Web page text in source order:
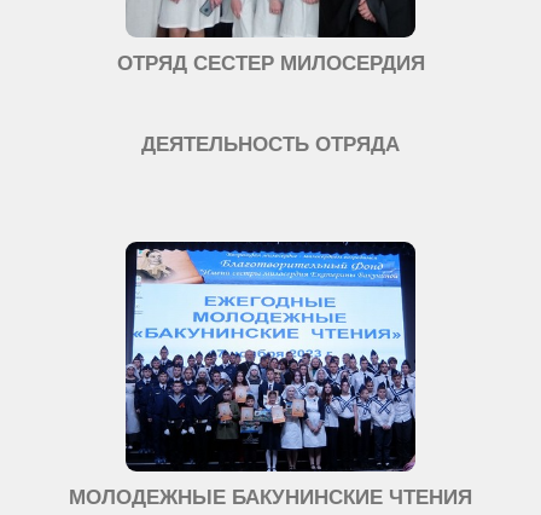
ОТРЯД СЕСТЕР МИЛОСЕРДИЯ
ДЕЯТЕЛЬНОСТЬ ОТРЯДА
МОЛОДЕЖНЫЕ БАКУНИНСКИЕ ЧТЕНИЯ